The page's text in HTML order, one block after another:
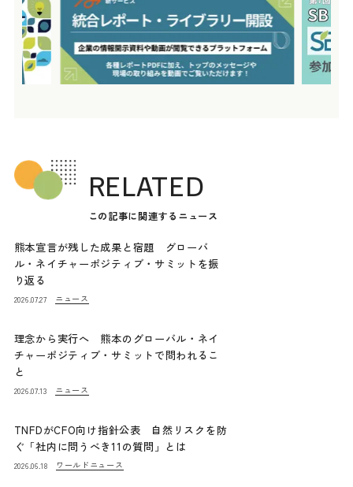
RELATED
この記事に関連するニュース
熊本宣言が残した成果と宿題 グローバ
ル・ネイチャーポジティブ・サミットを振
り返る
2026.07.27 ニュース
理念から実行へ 熊本のグローバル・ネイ
チャーポジティブ・サミットで問われるこ
と
2026.07.13 ニュース
TNFDがCFO向け指針公表 自然リスクを防
ぐ「社内に問うべき11の質問」とは
2026.06.18 ワールドニュース